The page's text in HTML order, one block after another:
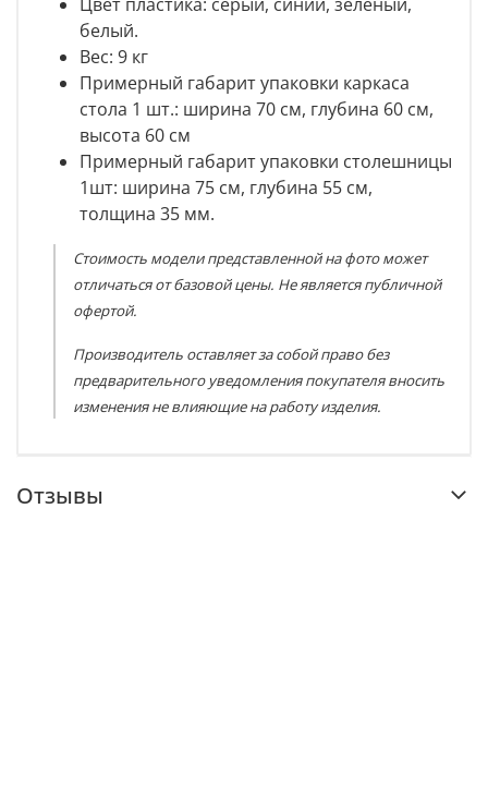
Цвет пластика: серый, синий, зелёный,
белый.
Вес: 9 кг
Примерный габарит упаковки каркаса
стола 1 шт.: ширина 70 см, глубина 60 см,
высота 60 см
Примерный габарит упаковки столешницы
1шт: ширина 75 см, глубина 55 см,
толщина 35 мм.
Стоимость модели представленной на фото может
отличаться от базовой цены. Не является публичной
офертой.
Производитель оставляет за собой право без
предварительного уведомления покупателя вносить
изменения не влияющие на работу изделия.
Отзывы